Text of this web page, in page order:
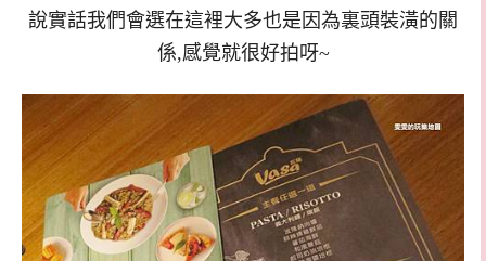
說實話我們會選在這裡大多也是因為裏頭裝潢的關
係,感覺就很好拍呀~